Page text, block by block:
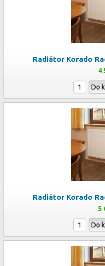
Radiátor Korado
4
Do
Radiátor Korado
5
Do